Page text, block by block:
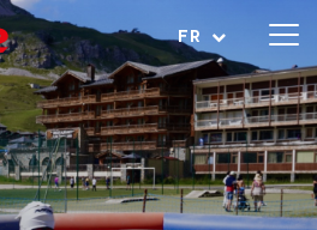
FR
Ouvrir le menu